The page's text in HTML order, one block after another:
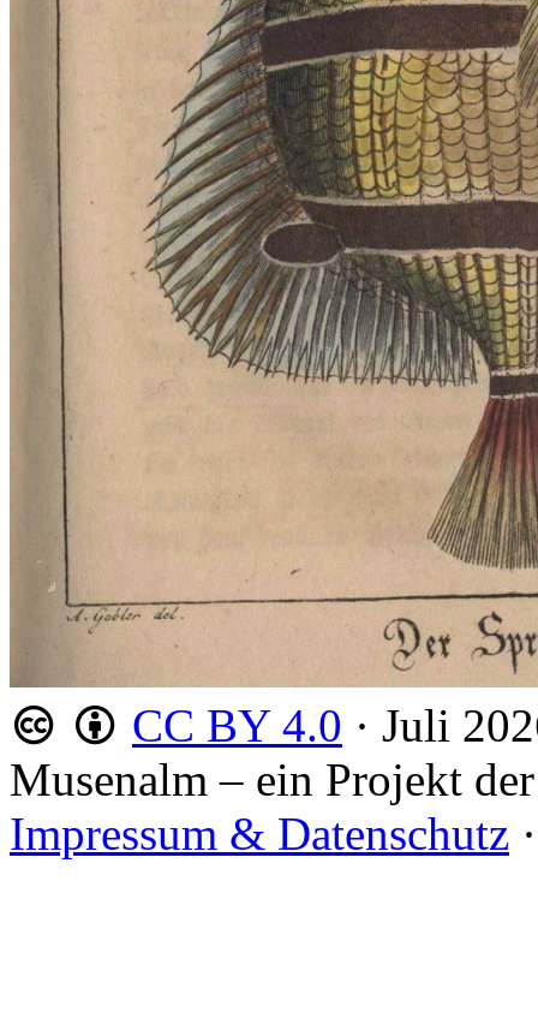
CC BY 4.0 · Juli
Musenalm – ein Projekt der
Impressum & Datenschutz ·